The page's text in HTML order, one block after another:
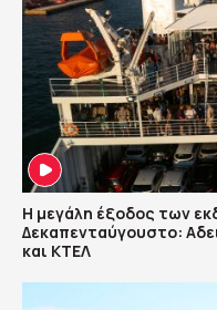
Η μεγάλη έξοδος των
Δεκαπενταύγουστο:
και ΚΤΕΛ